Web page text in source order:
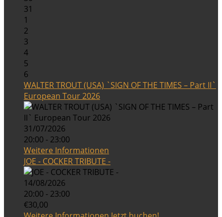
31
1
2
3
4
5
6
WALTER TROUT (USA) `SIGN OF THE TIMES – Part II`
European Tour 2026
31/07/2026
20:00 - 23:00
Weitere Informationen
JOE - COCKER TRIBUTE -
14/08/2026
20:00 - 23:00
€30,00